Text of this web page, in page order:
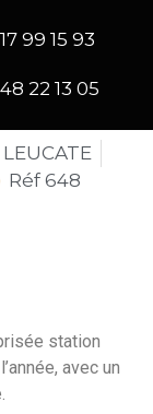
99 15 93
22 13 05
Réf 648
station
avec un